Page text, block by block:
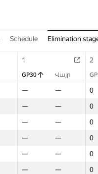
Schedule Elimination
1 2
GP30 Վայր
— —
0
— —
0
— —
0
— —
0
— —
0
— —
0
1 2
GP30 Վայր
— —
0
— —
0
— —
0
— —
0
— —
0
— —
0